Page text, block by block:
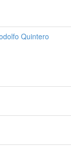
Quintero